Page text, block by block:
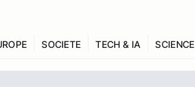
SOCIETE TECH & IA SCIENCE